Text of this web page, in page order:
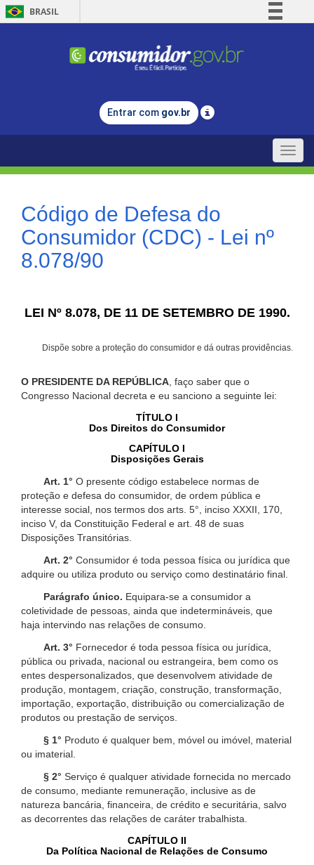
BRASIL
Comunica BR
Legislação
Entrar com gov.br
Toggle
Código de Defesa do
Consumidor (CDC) - Lei nº
8.078/90
LEI Nº 8.078, DE 11 DE SETEMBRO DE 1990.
Dispõe sobre a proteção do consumidor e dá outras providências.
O PRESIDENTE DA REPÚBLICA , faço saber que o
Congresso Nacional decreta e eu sanciono a seguinte lei:
TÍTULO I
Dos Direitos do Consumidor
CAPÍTULO I
Disposições Gerais
Art. 1° O presente código estabelece normas de
proteção e defesa do consumidor, de ordem pública e
interesse social, nos termos dos arts. 5°, inciso XXXII, 170,
inciso V, da Constituição Federal e art. 48 de suas
Disposições Transitórias.
Art. 2° Consumidor é toda pessoa física ou jurídica que
adquire ou utiliza produto ou serviço como destinatário final.
Parágrafo único. Equipara-se a consumidor a
coletividade de pessoas, ainda que indetermináveis, que
haja intervindo nas relações de consumo.
Art. 3° Fornecedor é toda pessoa física ou jurídica,
pública ou privada, nacional ou estrangeira, bem como os
entes despersonalizados, que desenvolvem atividade de
produção, montagem, criação, construção, transformação,
importação, exportação, distribuição ou comercialização de
produtos ou prestação de serviços.
§ 1° Produto é qualquer bem, móvel ou imóvel, material
ou imaterial.
§ 2° Serviço é qualquer atividade fornecida no mercado
de consumo, mediante remuneração, inclusive as de
natureza bancária, financeira, de crédito e securitária, salvo
as decorrentes das relações de caráter trabalhista.
CAPÍTULO II
Da Política Nacional de Relações de Consumo